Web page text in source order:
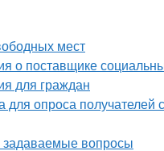
мест
о поставщике
для граждан
для опроса получателей
задаваемые вопросы